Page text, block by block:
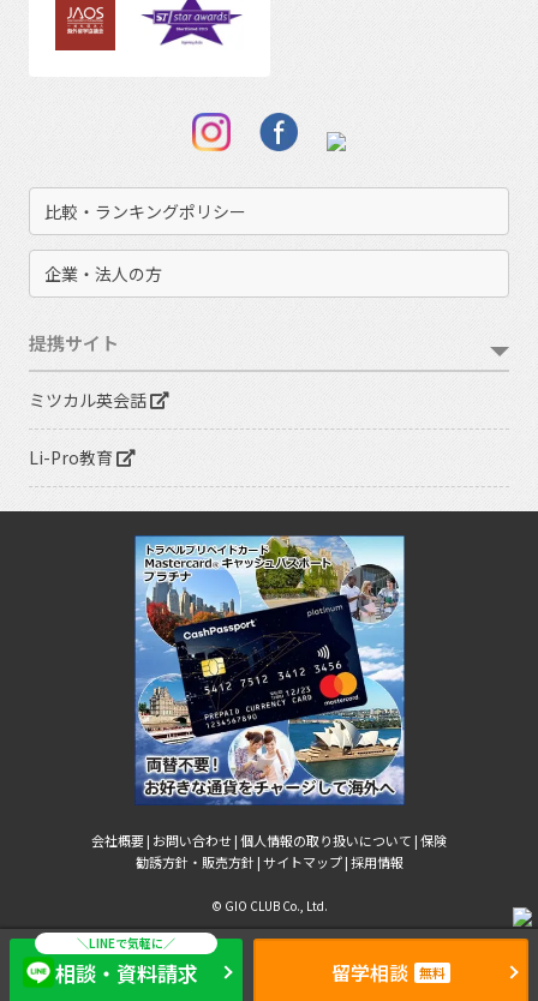
比較・ランキングポリシー
企業・法人の方
提携サイト
ミツカル英会話
Li-Pro教育
会社概要 | お問い合わせ |個人情報の取り扱いについて |保険
勧誘方針・販売方針 |サイトマップ |採用情報
© GIO CLUB Co., Ltd.
相談・資料請求 留学相談 無料